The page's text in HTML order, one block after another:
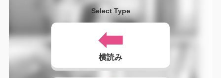
Select Type
横読み